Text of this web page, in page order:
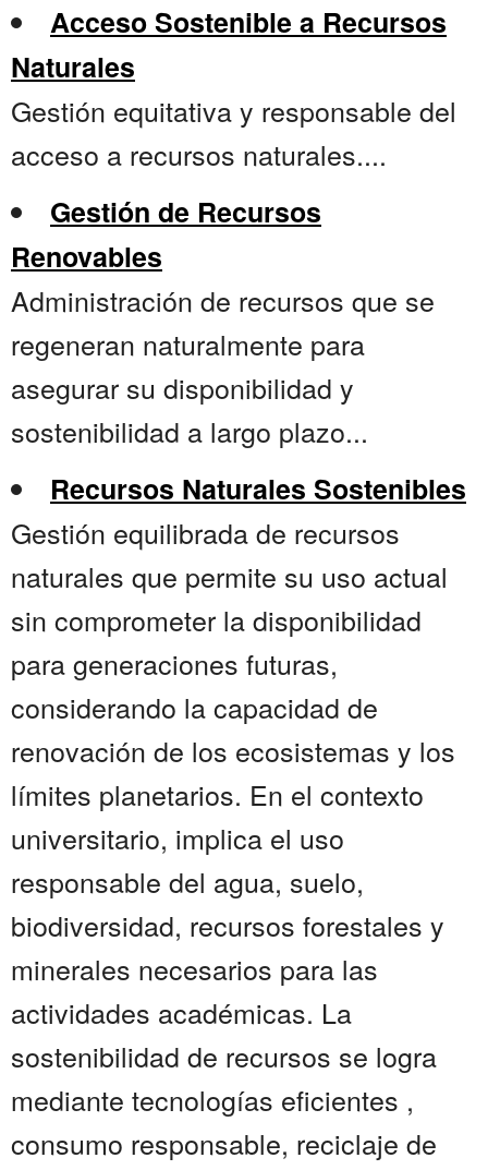
Acceso Sostenible a Recursos
Naturales
Gestión equitativa y responsable del
acceso a recursos naturales....
Gestión de Recursos
Renovables
Administración de recursos que se
regeneran naturalmente para
asegurar su disponibilidad y
sostenibilidad a largo plazo...
Recursos Naturales Sostenibles
Gestión equilibrada de recursos
naturales que permite su uso actual
sin comprometer la disponibilidad
para generaciones futuras,
considerando la capacidad de
renovación de los ecosistemas y los
límites planetarios. En el contexto
universitario, implica el uso
responsable del agua, suelo,
biodiversidad, recursos forestales y
minerales necesarios para las
actividades académicas. La
sostenibilidad de recursos se logra
mediante tecnologías eficientes ,
consumo responsable, reciclaje de